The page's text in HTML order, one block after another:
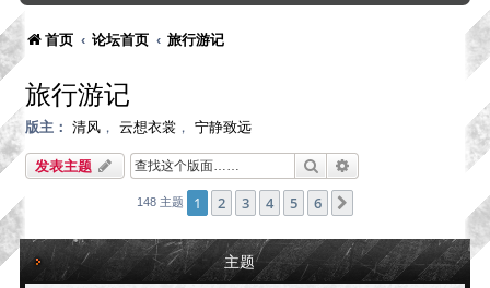
首页 论坛首页 旅行游记
旅行游记
版主： 清风 ， 云想衣裳 ， 宁静致远
发表主题 搜索
148 主题 1 2 3 4 5 6
主题